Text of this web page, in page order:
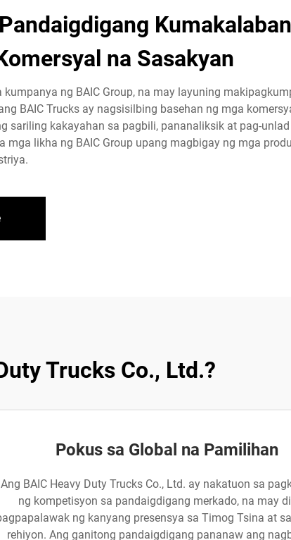
na Sasakyan
ng BAIC Group, na may layuning
BAIC Trucks ay nagsisilbing basehan ng mga
sariling kakayahan sa pagbili, pananaliksik at pag-unlad
likha ng BAIC Group upang magbigay ng mga
Trucks Co., Ltd.?
Pokus sa Global na Pamilihan
Ang BAIC Heavy Duty Trucks Co., Ltd. ay nakatuon sa
ng kompetisyon sa pandaigdigang merkado, na may
ng kanyang presensya sa Timog Tsina at
rehiyon. Ang ganitong pandaigdigang pananaw ang